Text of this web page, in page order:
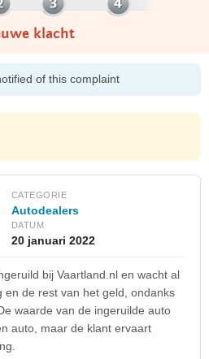
klacht
of this complaint
CATEGORIE
Autodealers
DATUM
20 januari 2022
bij Vaartland.nl en wacht al
en de rest van het geld, ondanks
waarde van de ingeruilde auto
auto, maar de klant ervaart